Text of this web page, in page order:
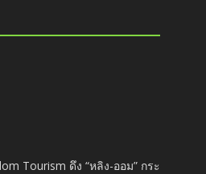
Tourism ดึง “หลิง-ออม” กระ